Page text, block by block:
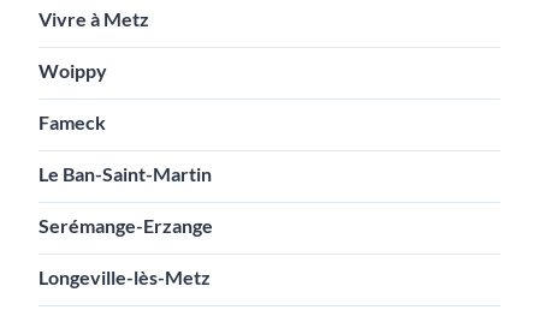
Vivre à Metz
Woippy
Fameck
Le Ban-Saint-Martin
Serémange-Erzange
Longeville-lès-Metz